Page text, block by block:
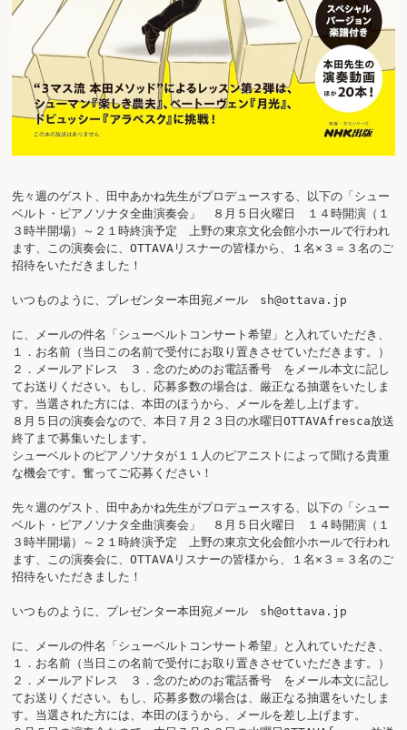
先々週のゲスト、田中あかね先生がプロデュースする、以下の「シュー
ベルト・ピアノソナタ全曲演奏会」　８月５日火曜日　１４時開演（１
３時半開場）～２１時終演予定　上野の東京文化会館小ホールで行われ
ます、この演奏会に、OTTAVAリスナーの皆様から、１名×３＝３名のご
招待をいただきました！
いつものように、プレゼンター本田宛メール　sh@ottava.jp
に、メールの件名「シューベルトコンサート希望」と入れていただき、
１．お名前（当日この名前で受付にお取り置きさせていただきます。）
２．メールアドレス　３．念のためのお電話番号　をメール本文に記し
てお送りください。もし、応募多数の場合は、厳正なる抽選をいたしま
す。当選された方には、本田のほうから、メールを差し上げます。
８月５日の演奏会なので、本日７月２３日の水曜日OTTAVAfresca放送
終了まで募集いたします。
シューベルトのピアノソナタが１１人のピアニストによって聞ける貴重
な機会です。奮ってご応募ください！
先々週のゲスト、田中あかね先生がプロデュースする、以下の「シュー
ベルト・ピアノソナタ全曲演奏会」　８月５日火曜日　１４時開演（１
３時半開場）～２１時終演予定　上野の東京文化会館小ホールで行われ
ます、この演奏会に、OTTAVAリスナーの皆様から、１名×３＝３名のご
招待をいただきました！
いつものように、プレゼンター本田宛メール　sh@ottava.jp
に、メールの件名「シューベルトコンサート希望」と入れていただき、
１．お名前（当日この名前で受付にお取り置きさせていただきます。）
２．メールアドレス　３．念のためのお電話番号　をメール本文に記し
てお送りください。もし、応募多数の場合は、厳正なる抽選をいたしま
す。当選された方には、本田のほうから、メールを差し上げます。